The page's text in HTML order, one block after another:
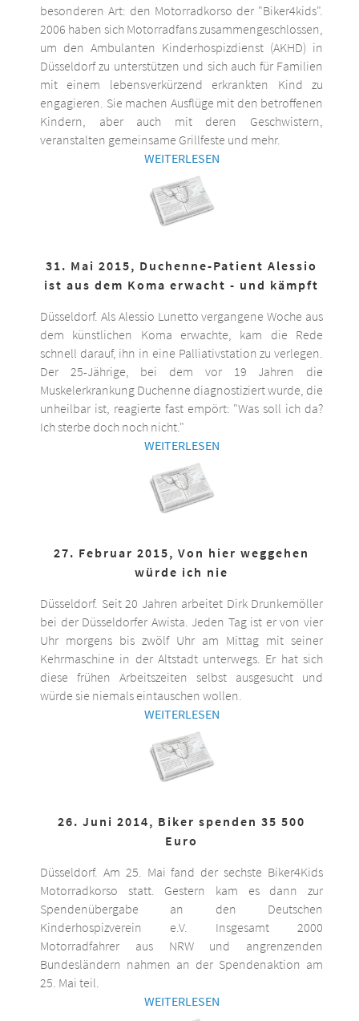
besonderen Art: den Motorradkorso der "Biker4kids".
2006 haben sich Motorradfans zusammengeschlossen,
um den Ambulanten Kinderhospizdienst (AKHD) in
Düsseldorf zu unterstützen und sich auch für Familien
mit einem lebensverkürzend erkrankten Kind zu
engagieren. Sie machen Ausflüge mit den betroffenen
Kindern, aber auch mit deren Geschwistern,
veranstalten gemeinsame Grillfeste und mehr.
WEITERLESEN
31. Mai 2015, Duchenne-Patient Alessio
ist aus dem Koma erwacht - und kämpft
Düsseldorf. Als Alessio Lunetto vergangene Woche aus
dem künstlichen Koma erwachte, kam die Rede
schnell darauf, ihn in eine Palliativstation zu verlegen.
Der 25-Jährige, bei dem vor 19 Jahren die
Muskelerkrankung Duchenne diagnostiziert wurde, die
unheilbar ist, reagierte fast empört: "Was soll ich da?
Ich sterbe doch noch nicht."
WEITERLESEN
27. Februar 2015, Von hier weggehen
würde ich nie
Düsseldorf. Seit 20 Jahren arbeitet Dirk Drunkemöller
bei der Düsseldorfer Awista. Jeden Tag ist er von vier
Uhr morgens bis zwölf Uhr am Mittag mit seiner
Kehrmaschine in der Altstadt unterwegs. Er hat sich
diese frühen Arbeitszeiten selbst ausgesucht und
würde sie niemals eintauschen wollen.
WEITERLESEN
26. Juni 2014, Biker spenden 35 500
Euro
Düsseldorf. Am 25. Mai fand der sechste Biker4Kids
Motorradkorso statt. Gestern kam es dann zur
Spendenübergabe an den Deutschen
Kinderhospizverein e.V. Insgesamt 2000
Motorradfahrer aus NRW und angrenzenden
Bundesländern nahmen an der Spendenaktion am
25. Mai teil.
WEITERLESEN